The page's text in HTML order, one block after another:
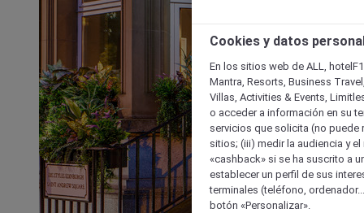
Cookies y datos
En los sitios web de ALL,
Mantra, Resorts, Business
Villas, Activities & Events,
o acceder a información en su
servicios que solicita (no puede
sitios; (iii) medir la audiencia y
«cashback» si se ha suscrito a
establecer un perfil de sus
terminales (teléfono,
botón «Personalizar».